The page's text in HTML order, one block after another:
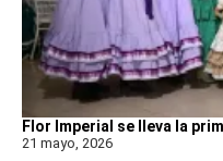
Flor Imperial se lleva la
21 mayo, 2026